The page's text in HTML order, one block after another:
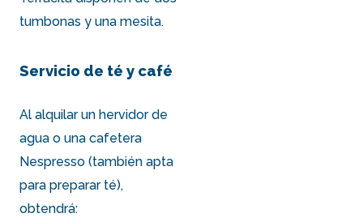
tumbonas y una mesita.
Servicio de té y café
Al alquilar un hervidor de
agua o una cafetera
Nespresso (también apta
para preparar té),
obtendrá: